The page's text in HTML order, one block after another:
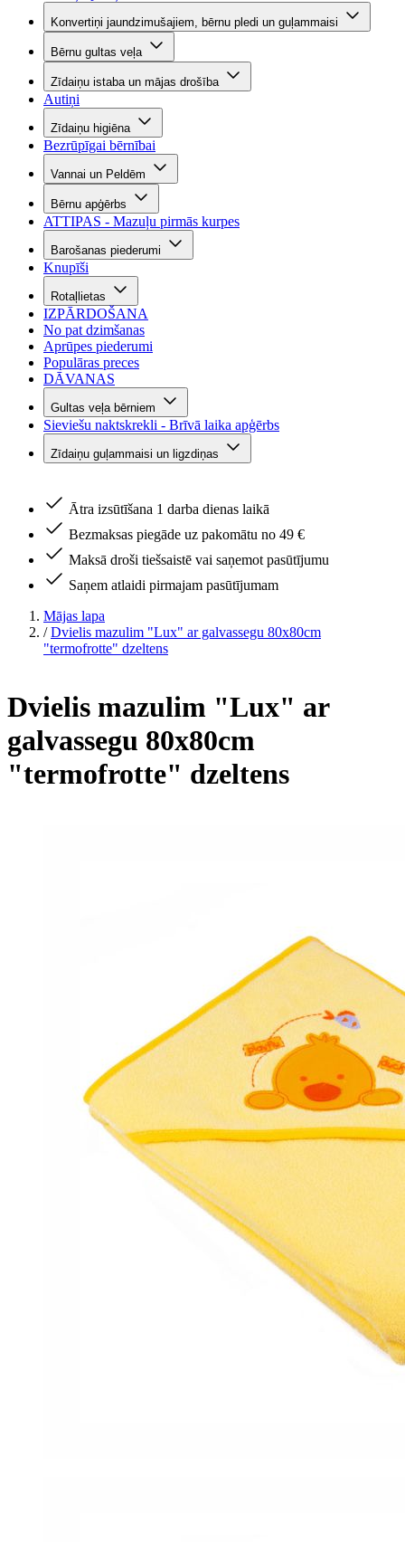
Konvertiņi jaundzimušajiem, bērnu pledi un guļammaisi
Bērnu gultas veļa
Zīdaiņu istaba un mājas drošība
Autiņi
Zīdaiņu higiēna
Bezrūpīgai bērnībai
Vannai un Peldēm
Bērnu apģērbs
ATTIPAS - Mazuļu pirmās kurpes
Barošanas piederumi
Knupīši
Rotaļlietas
IZPĀRDOŠANA
No pat dzimšanas
Aprūpes piederumi
Populāras preces
DĀVANAS
Gultas veļa bērniem
Sieviešu naktskrekli - Brīvā laika apģērbs
Zīdaiņu guļammaisi un ligzdiņas
Ātra izsūtīšana 1 darba dienas laikā
Bezmaksas piegāde uz pakomātu no 49 €
Maksā droši tiešsaistē vai saņemot pasūtījumu
Saņem atlaidi pirmajam pasūtījumam
Mājas lapa
/ Dvielis mazulim "Lux" ar galvassegu 80x80cm
"termofrotte" dzeltens
Dvielis mazulim "Lux" ar
galvassegu 80x80cm
"termofrotte" dzeltens